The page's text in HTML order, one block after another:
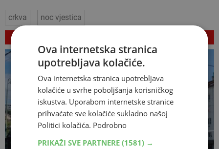
crkva noc vjestica
Ova internetska stranica
upotrebljava kolačiće.
Ova internetska stranica upotrebljava
kolačiće u svrhe poboljšanja korisničkog
iskustva. Uporabom internetske stranice
prihvaćate sve kolačiće sukladno našoj
Politici kolačića. Podrobno
PRIKAŽI SVE PARTNERE (1581) →